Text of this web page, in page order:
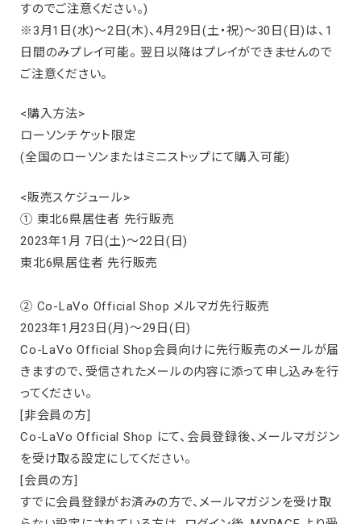
すのでご注意ください。)
※3月1日(水)～2日(木)、4月29日(土・祝)～30日(日)は、1
日間のみプレイ可能。 翌日以降はプレイができませんので
ご注意ください。
<購入方法>
ローソンチケット限定
(全国のローソンまたはミニストップにて購入可能)
<販売スケジュール>
① 東北6県居住者 先行販売
2023年1月 7日(土)～22日(日)
東北6県居住者 先行販売
② Co-LaVo Official Shop メルマガ先行販売
2023年1月23日(月)～29日(日)
Co-LaVo Official Shop会員向けに先行販売のメールが届
きますので、受信されたメールの内容に添って申し込みを行
ってください。
[非会員の方]
Co-LaVo Official Shop にて、会員登録後、メールマガジン
を受け取る設定にしてください。
[会員の方]
すでに会員登録がお済みの方で、メールマガジンを受け取